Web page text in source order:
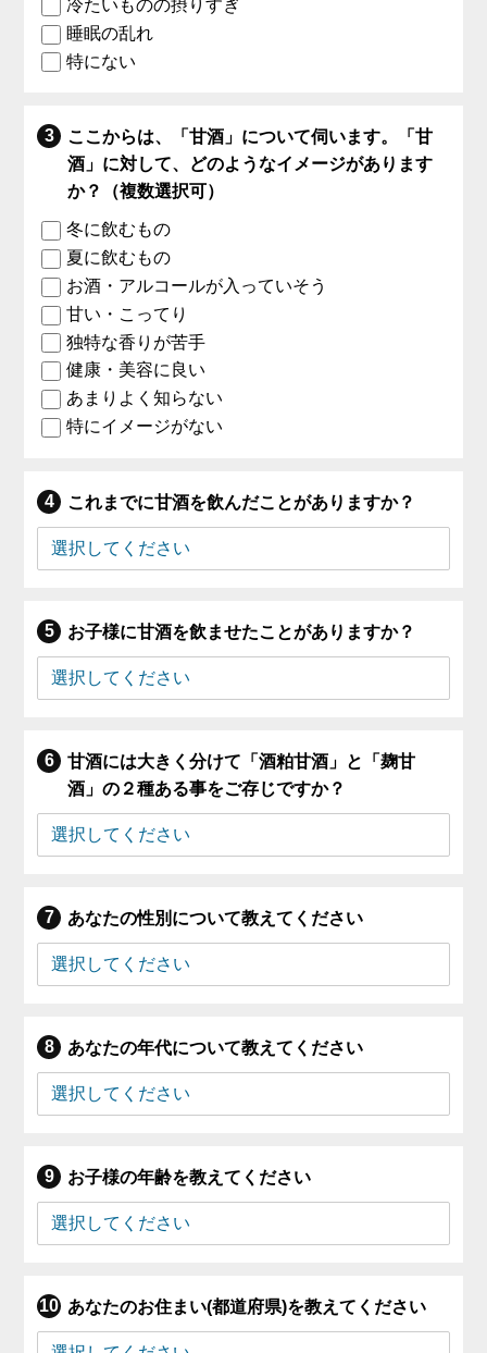
冷たいものの摂りすぎ
睡眠の乱れ
特にない
ここからは、「甘酒」について伺います。「甘
酒」に対して、どのようなイメージがあります
か？（複数選択可）
冬に飲むもの
夏に飲むもの
お酒・アルコールが入っていそう
甘い・こってり
独特な香りが苦手
健康・美容に良い
あまりよく知らない
特にイメージがない
これまでに甘酒を飲んだことがありますか？
お子様に甘酒を飲ませたことがありますか？
甘酒には大きく分けて「酒粕甘酒」と「麹甘
酒」の２種ある事をご存じですか？
あなたの性別について教えてください
あなたの年代について教えてください
お子様の年齢を教えてください
あなたのお住まい(都道府県)を教えてください